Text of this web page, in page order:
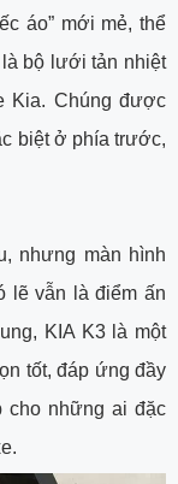
áo” mới mẻ, thể
bộ lưới tản nhiệt
Kia. Chúng được
biệt ở phía trước,
nhưng màn hình
lẽ vẫn là điểm ấn
KIA K3 là một
tốt, đáp ứng đầy
cho những ai đặc